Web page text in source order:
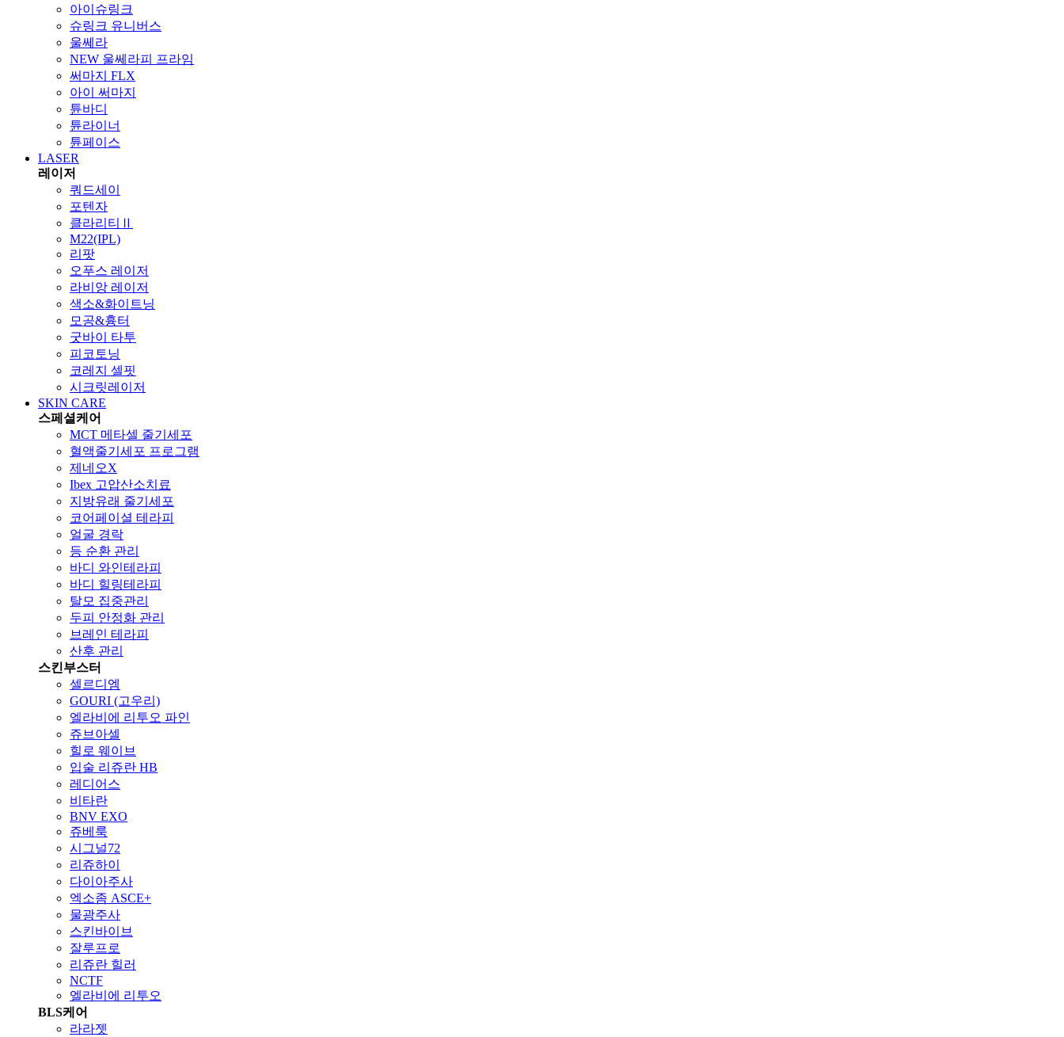
아이슈링크
슈링크 유니버스
울쎄라
NEW 울쎄라피 프라임
써마지 FLX
아이 써마지
튠바디
튠라이너
튠페이스
LASER
레이저
쿼드세이
포텐자
클라리티Ⅱ
M22(IPL)
리팟
오푸스 레이저
라비앙 레이저
색소&화이트닝
모공&흉터
굿바이 타투
피코토닝
코레지 셀핏
시크릿레이저
SKIN CARE
스페셜케어
MCT 메타셀 줄기세포
혈액줄기세포 프로그램
제네오X
Ibex 고압산소치료
지방유래 줄기세포
코어페이셜 테라피
얼굴 경락
등 순환 관리
바디 와인테라피
바디 힐링테라피
탈모 집중관리
두피 안정화 관리
브레인 테라피
산후 관리
스킨부스터
셀르디엠
GOURI (고우리)
엘라비에 리투오 파인
쥬브아셀
힐로 웨이브
입술 리쥬란 HB
레디어스
비타란
BNV EXO
쥬베룩
시그널72
리쥬하이
다이아주사
엑소좀 ASCE+
물광주사
스킨바이브
잘루프로
리쥬란 힐러
NCTF
엘라비에 리투오
BLS케어
라라젯